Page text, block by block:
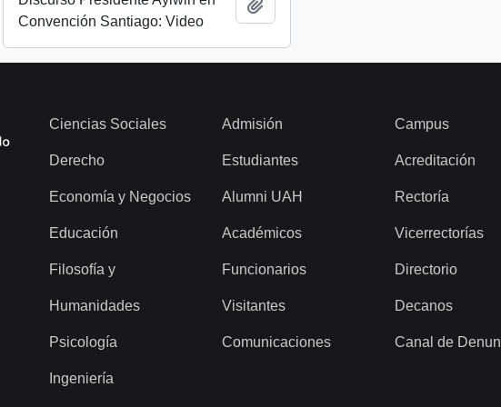
Convención Santiago: Video
Ciencias Sociales
Derecho
Economía y Negocios
Educación
Filosofía y
Humanidades
Psicología
Ingeniería
Admisión
Estudiantes
Alumni UAH
Académicos
Funcionarios
Visitantes
Comunicaciones
Campus
Acreditación
Rectoría
Vicerrectorías
Directorio
Decanos
Canal de